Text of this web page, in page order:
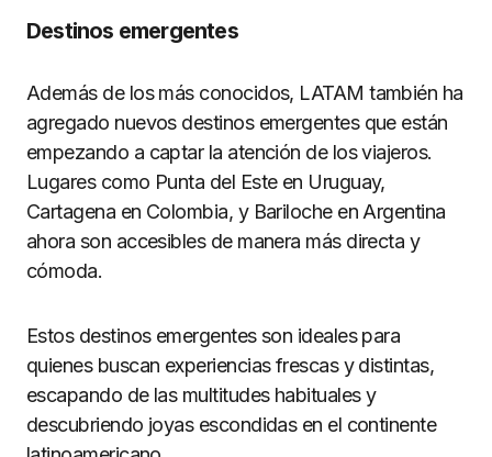
Destinos emergentes
Además de los más conocidos, LATAM también ha
agregado nuevos destinos emergentes que están
empezando a captar la atención de los viajeros.
Lugares como Punta del Este en Uruguay,
Cartagena en Colombia, y Bariloche en Argentina
ahora son accesibles de manera más directa y
cómoda.
Estos destinos emergentes son ideales para
quienes buscan experiencias frescas y distintas,
escapando de las multitudes habituales y
descubriendo joyas escondidas en el continente